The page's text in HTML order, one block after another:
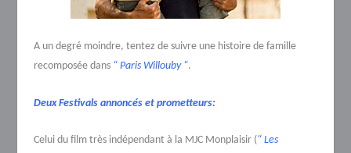
A un degré moindre, tentez de suivre une histoire de famille
recomposée dans “ Paris Willouby “.
Deux Festivals annoncés et prometteurs:
Celui du film très indépendant à la MJC Monplaisir (“ Les